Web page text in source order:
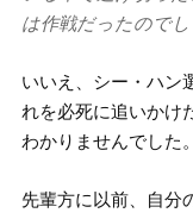
は作戦だったので
いいえ、シー・ハン
れを必死に追いかけ
わかりませんでした。
先輩方に以前、自分